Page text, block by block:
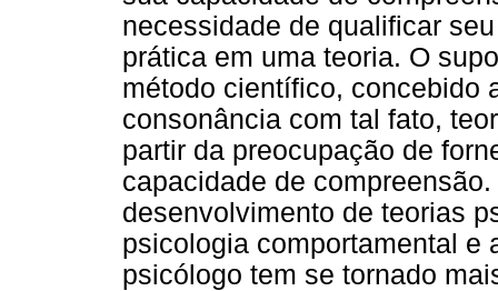
necessidade de qualificar
prática em uma teoria. O
método científico, concebido
consonância com tal fato,
partir da preocupação de
capacidade de
desenvolvimento de teorias
psicologia comportamental e
psicólogo tem se tornado